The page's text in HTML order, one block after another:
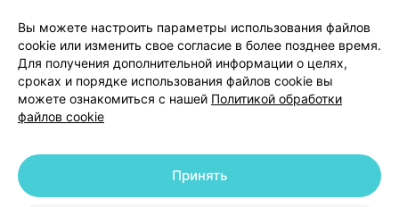
Способы оплаты
Вакансии
Партнеры
Написать руководителю 103.by
Написать в поддержку
Персональные настройки Cookie
© 2026 ООО «Артокс Лаб», УНП 191700409 | 220012, Республика Беларусь,
Вы можете настроить параметры использования файлов
cookie или изменить свое согласие в более позднее время.
Для получения дополнительной информации о целях,
сроках и порядке использования файлов cookie вы
можете ознакомиться с нашей Политикой обработки
файлов cookie
Принять